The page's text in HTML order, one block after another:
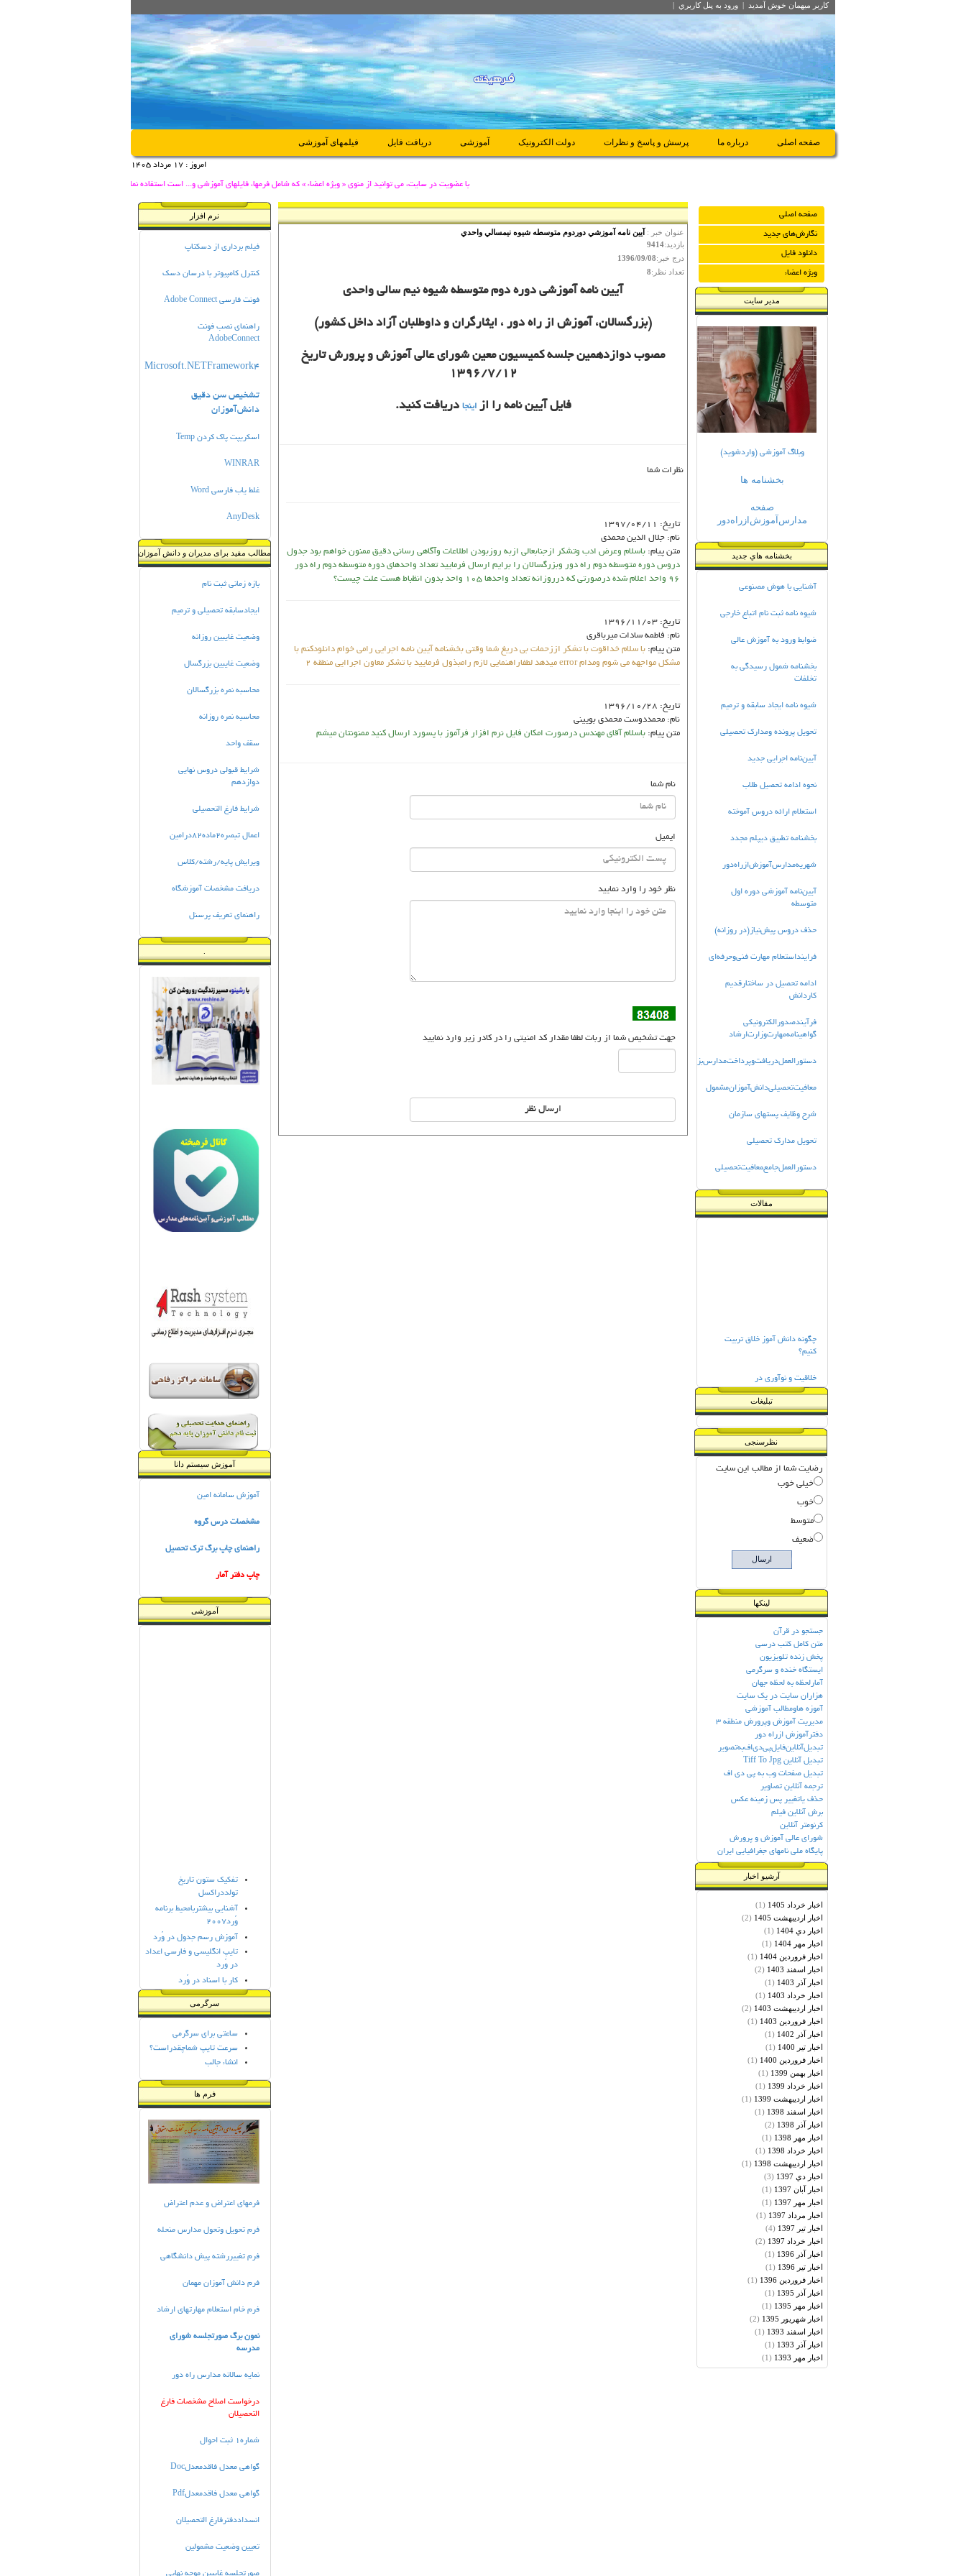
کاربر میهمان خوش آمديد | ورود به پنل کاربري |
صفحه اصلی درباره ما پرسش و پاسخ و نظرات دولت الکترونیک آموزشی دريافت فايل فیلمهای آموزشی
امروز : 17 مرداد 1405
با عضويت در سایت، می توانید از منوی « ویژه اعضاء » که شامل فرمها، فایلهای آموزشی و... است استفاده نمایید.
نرم افزار
فیلم برداری از دسکتاپ
کنترل کامپیوتر با درسان دسک
فونت فارسی Adobe Connect
راهنمای نصب فونت
AdobeConnect
Microsoft.NETFramework4
تشخیص سن دقیق
دانش‌آموزان
Temp اسكريپت پاك كردن
WINRAR
Word غلط یاب فارسی
AnyDesk
مطالب مفید برای مدیران و دانش آموزان
بازه زمانی ثبت نام
ایجادسابقه تحصیلی و ترمیم
وضعیت غایبین روزانه
وضعیت غایبین بزرگسال
محاسبه نمره بزرگسالان
محاسبه نمره روزانه
سقف واحد
شرایط قبولی دروس نهایی
دوازدهم
شرایط فارغ التحصیلی
اعمال تبصره2ماده82درامین
ویرایش پایه/رشته/کلاس
دریافت مشخصات آموزشگاه
راهنمای تعریف پرسنل
آموزش سیستم دانا
آموزش سامانه امین
مشخصات درس گروه
راهنماي چاپ برگ ترك تحصيل
چاپ دفتر آمار
آموزشی
تولددراکسل
وُرد2007
آموزش رسم جدول در وُرد
در وُرد
کار با اسناد در وُرد
آموزش سناد(تعریف رشته)
حذف آدرسهای ثبت شده
ازاینترنت اکسپلورر
تبدیل فایل صوتی به MP3
آموزش فتوشاپ(1)
آموزش فتوشاپ(2)
آموزش فتوشاپ(4)
آموزش فتوشاپ(5)
آموزش فتوشاپ(7)
آموزش فتوشاپ(8)
آموزش فتوشاپ(9)
آموزش نصب ویندوز 7
پی
سرگرمی
فرم ها
فرمهای اعتراض و عدم اعتراض
فرم تحويل وتحول مدارس منحله
فرم تغييررشته پيش دانشگاهي
فرم دانش آموزان مهمان
فرم خام استعلام مهارتهاي ارشاد
نمون برگ صورتجلسه شوراي
مدرسه
نمايه سالانه مدارس راه دور
درخواست اصلاح مشخصات فارغ
التحصيلان
شماره1 ثبت احوال
گواهي معدل فاقدمعدلDoc
گواهي معدل فاقدمعدلPdf
انسداددفترفارغ التحصیلان
تعیین وضعیت مشمولین
صورتجلسه غايبين موجه نهايي
صفحه اصلی
نگارش‌هاي جديد
دانلود فايل
ویژه اعضاء
مدیر سایت
وبلاگ آموزشی (واردشوید)
بخشنامه ها
صفحه
مدارس‌آموزش‌ازراه‌دور
بخشنامه هاي جديد
آشنایی با هوش مصنوعی
شیوه نامه ثبت نام اتباع خارجی
ضوابط ورود به آموزش عالی
بخشنامه شمول رسیدگی به
تخلفات
شیوه نامه ایجاد سابقه و ترمیم
تحویل پرونده ومدارک تحصیلی
آیین‌نامه اجرایی جدید
نحوه ادامه تحصیل طلاب
استعلام ارائه دروس آموخته
بخشنامه تطبیق دیپلم مجدد
شهریه‌مدارس‌آموزش‌ازراه‌دور
آیین‌نامه آموزشی دوره اول
متوسطه
حذف دروس پیش‌نیاز(در روزانه)
فراينداستعلام مهارت فني‌وحرفه‌اي
ادامه تحصیل در ساختارقدیم
کاردانش
فرآيندصدورالكترونيكي
گواهينامه‌مهارت‌وزارت‌ارشاد
دستورالعمل‌دريافت‌وپرداخت‌مدارس‌بزرگسال‌دولتي
معافیت‌تحصیلی‌دانش‌آموزان‌مشمول
شرح وظايف پستهاي سازمان
تحویل مدارک تحصیلی
دستورالعمل‌جامع‌‍معافیت‌تحصیلی
مقالات
کنیم؟
افرادوسازمانها
خلاقیت و نوآوری مدیریت
مراحل سنجش مستمردرکلاس
تبلیغات
نظرسنجی
رضایت شما از مطالب این سایت
خیلی خوب
خوب
متوسط
ضعیف
لینکها
جستجو در قرآن
متن کامل کتب درسی
پخش زنده تلویزیون
ایستگاه خنده و سرگرمی
آمارلحظه به لحظه جهان
هزاران سایت در یک سایت
آموزه هاومطالب آموزشی
مديريت آموزش وپرورش منطقه 3
دفترآموزش ازراه دور
تبديل‌آنلاين‌فايل‌پي‌دي‌اف‌به‌تصوير
تبدیل آنلاین Tiff To Jpg
تبديل صفحات وب به پي دي اف
ترجمه آنلاین تصاویر
حذف یاتغییر پس زمینه عکس
برش آنلاین فیلم
کرنومتر آنلاین
شورای عالی آموزش و پرورش
پایگاه ملی نامهای جغرافیایی ایران
آرشیو اخبار
اخبار خرداد 1405
(1)
اخبار ارديبهشت 1405
(2)
اخبار دي 1404
(1)
اخبار مهر 1404
(1)
اخبار فروردين 1404
(1)
اخبار اسفند 1403
(2)
اخبار آذر 1403
(1)
اخبار خرداد 1403
(1)
اخبار ارديبهشت 1403
(2)
اخبار فروردين 1403
(1)
اخبار آذر 1402
(1)
اخبار تير 1400
(1)
اخبار فروردين 1400
(1)
اخبار بهمن 1399
(1)
اخبار خرداد 1399
(1)
اخبار ارديبهشت 1399
(1)
اخبار اسفند 1398
(1)
اخبار آذر 1398
(2)
اخبار مهر 1398
(1)
اخبار خرداد 1398
(1)
اخبار ارديبهشت 1398
(1)
اخبار دي 1397
(3)
اخبار آبان 1397
(1)
اخبار مهر 1397
(1)
اخبار مرداد 1397
(1)
اخبار تير 1397
(4)
اخبار خرداد 1397
(2)
اخبار آذر 1396
(1)
اخبار تير 1396
(1)
اخبار فروردين 1396
(1)
اخبار آذر 1395
(1)
اخبار مهر 1395
(1)
اخبار شهريور 1395
(2)
اخبار اسفند 1393
(1)
اخبار آذر 1393
(1)
اخبار مهر 1393
(1)
عنوان خبر : آيين نامه آموزشي دوردوم متوسطه شيوه نيمسالي واحدي
بازدید:9414
درج خبر:1396/09/08
تعداد نظر:8
آيين نامه آموزشي دوره دوم متوسطه شيوه نيم سالي واحدي
(بزرگسالان، آموزش از راه دور ، ايثارگران و داوطلبان آزاد داخل كشور)
مصوب دوازدهمين جلسه كميسيون معين شوراي عالي آموزش و پرورش تاريخ
1396/7/12
فايل آيين نامه را ازاينجا دريافت كنيد.
نظرات شما
تاریخ: 1397/04/11
نام: جلال الدین محمدی
متن پیام: باسلام وعرض ادب وتشکر ازجنابعالی ازبه روزبودن اطلاعات وآگاهی رسانی دقیق ممنون خواهم بود جدول
دروس دوره متوسطه دوم راه دور وبزرگسالان را برایم ارسال فرمایید تعداد واحدهای دوره متوسطه دوم راه دور
96 واحد اعلام شده درصورتی که درروزانه تعداد واحدها 105 واحد بدون انظباط هست علت چیست؟
تاریخ: 1396/11/03
نام: فاطمه سادات میرباقری
متن پیام: با سلام خداقوت با تشکر اززحمات بی دریغ شما وقتی بخشنامه آیین نامه اجرایی رامی خوام دانلودکنم با
مشکل مواجهه می شوم ومدام error میدهد لطفاراهنمایی لازم رامبذول فرمایید با تشکر معاون اجراایی منطقه 2
تاریخ: 1396/10/28
نام: محمددوست محمدی بویینی
متن پیام: باسلام آقای مهندس درصورت امکان فایل نرم افزار فرآموز با پسورد ارسال کنید ممنونتان میشم
نام شما
ایمیل
نظر خود را وارد نمایید
جهت تشخیص شما از ربات لطفا مقدار کد امنیتی را در کادر زیر وارد نمایید